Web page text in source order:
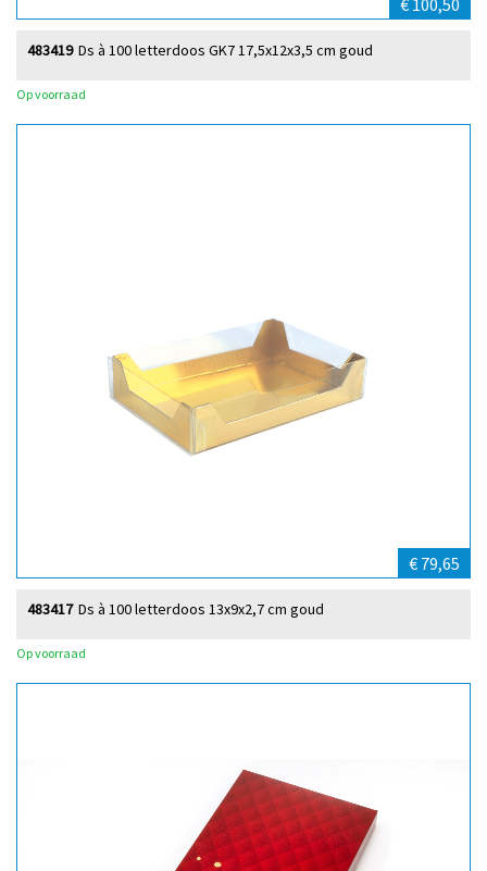
Ds à 100 letterdoos GK7 17,5x12x3,5 cm goud
483419
Op voorraad
€ 79,65
Ds à 100 letterdoos 13x9x2,7 cm goud
483417
Op voorraad